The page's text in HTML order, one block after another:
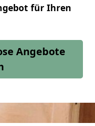
für Ihren
Angebote